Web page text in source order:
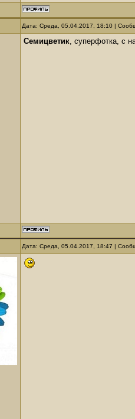
Дата: Среда, 05.04.2017, 18:10 |
Семицветик, суперфотка, с
Дата: Среда, 05.04.2017, 18:47 |